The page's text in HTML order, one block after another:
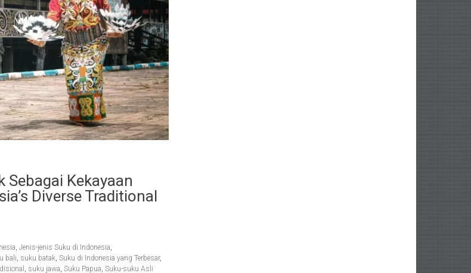
Sebagai Kekayaan
Diverse Traditional
, Jenis-jenis Suku di Indonesia,
bali, suku batak, Suku di Indonesia yang Terbesar,
, suku jawa, Suku Papua, Suku-suku Asli